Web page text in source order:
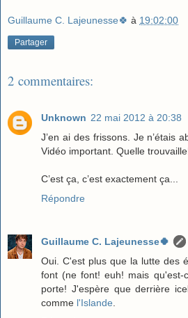
Guillaume C. Lajeunesse🍀 à 19:02:00
Partager
2 commentaires:
Unknown 22 mai 2012 à 20:38
J’en ai des frissons. Je n’étais
Vidéo important. Quelle
C’est ça, c’est exactement ça...
Répondre
Guillaume C. Lajeunesse🍀
Oui. C'est plus que la lutte des
font (ne font! euh! mais
porte! J'espère que derrière
comme l'Islande